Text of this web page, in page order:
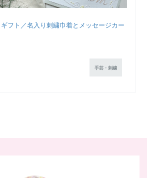
フト／名入り刺繍巾着とメッセージカー
手芸・刺繍